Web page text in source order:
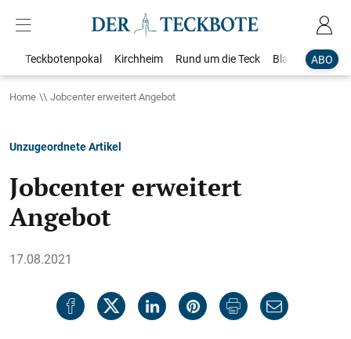
ABO
Teckbotenpokal Kirchheim Rund um die Teck Blaulicht
Home Jobcenter erweitert Angebot
Unzugeordnete Artikel
Jobcenter erweitert
Angebot
17.08.2021